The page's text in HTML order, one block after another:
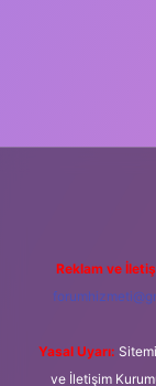
Reklam ve
Yasal Uyarı:
ve İletişim